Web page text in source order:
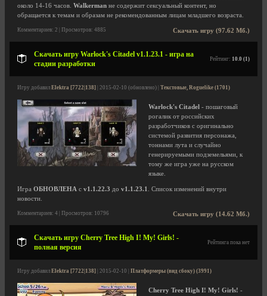
около 14-16 часов. Walkerman не содержит сексуальный контент, но
обращается к темам и образам не рекомендованным лицам младшего возраста.
Скачать игру (97.62 Мб.)
Комментариев: 2 | Просмотров: 4885
Скачать игру Warlock's Citadel v1.1.23.1 - игра на
стадии разработки
Рейтинг: 10.0 (1)
Игру добавил Elektra [7722|138] | 2015-02-10 (обновлено) | Текстовые, Roguelike (1701)
Warlock's Citadel - пошаговый
рогалик от российских
разработчиков с оригинально
системой развития персонажа,
тоннами лута и случайно
генерируемыми подземельями, к
тому же игра уже на русском
языке.
Игра ОБНОВЛЕНА с v1.1.22.3 до v1.1.23.1
. Список изменений внутри
новости.
Скачать игру (14.62 Мб.)
Комментариев: 4 | Просмотров: 10796
Скачать игру Cherry Tree High I! My! Girls! -
полная версия
Рейтинга пока нет
Игру добавил Elektra [7722|138] | 2015-02-10 | Платформеры (вид сбоку) (3991)
Cherry Tree High I! My! Girls! -